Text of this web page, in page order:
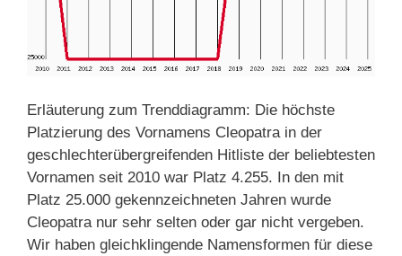
Erläuterung zum Trenddiagramm: Die höchste
Platzierung des Vornamens Cleopatra in der
geschlechterübergreifenden Hitliste der beliebtesten
Vornamen seit 2010 war Platz 4.255. In den mit
Platz 25.000 gekennzeichneten Jahren wurde
Cleopatra nur sehr selten oder gar nicht vergeben.
Wir haben gleichklingende Namensformen für diese